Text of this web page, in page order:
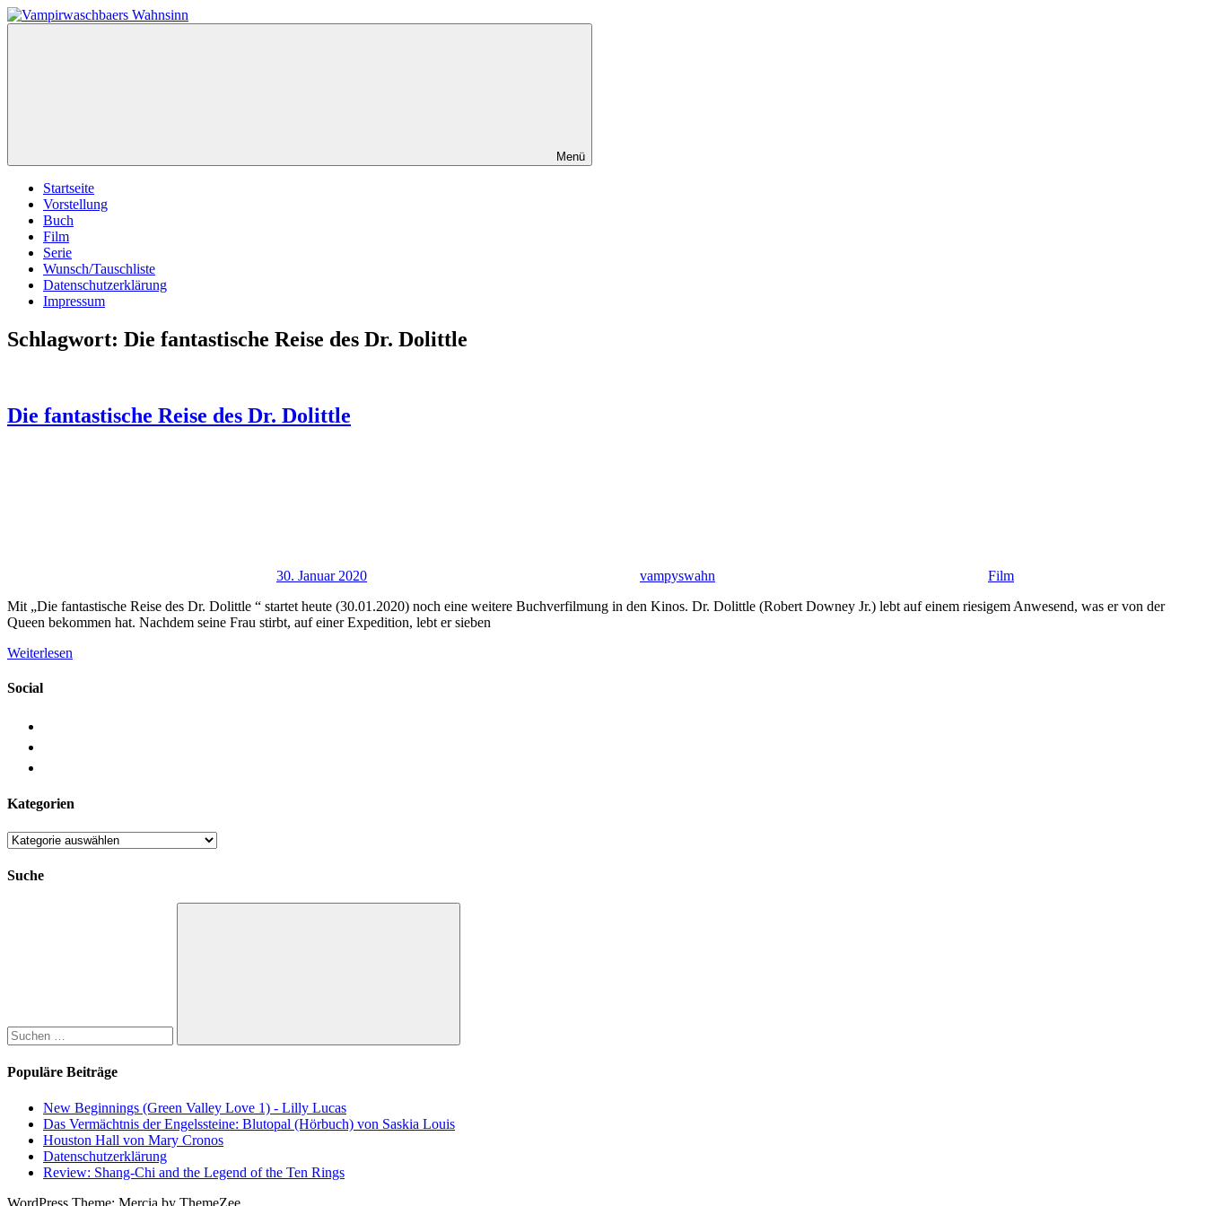
Zum
Inhalt
persönlicher
Wahnsinn
Menü
Startseite
Vorstellung
Buch
Film
Serie
Wunsch/Tauschliste
Datenschutzerklärung
Impressum
Schlagwort: Die fantastische Reise des Dr. Dolittle
Die fantastische Reise des Dr. Dolittle
30. Januar 2020 vampyswahn
Film
Mit „Die fantastische Reise des Dr. Dolittle “ startet heute (30.01.2020) noch eine weitere Buchverfilmung in den Kinos. Dr. Dolittle (Robert Downey Jr.) lebt auf einem riesigem Anwesend, was er von der
Queen bekommen hat. Nachdem seine Frau stirbt, auf einer Expedition, lebt er sieben
Weiterlesen
Social
Kategorien
Kategorien
Suche
Suchen
Populäre Beiträge
New Beginnings (Green Valley Love 1) - Lilly Lucas
Das Vermächtnis der Engelssteine: Blutopal (Hörbuch) von Saskia Louis
Houston Hall von Mary Cronos
Datenschutzerklärung
Review: Shang-Chi and the Legend of the Ten Rings
WordPress Theme: Mercia by ThemeZee.